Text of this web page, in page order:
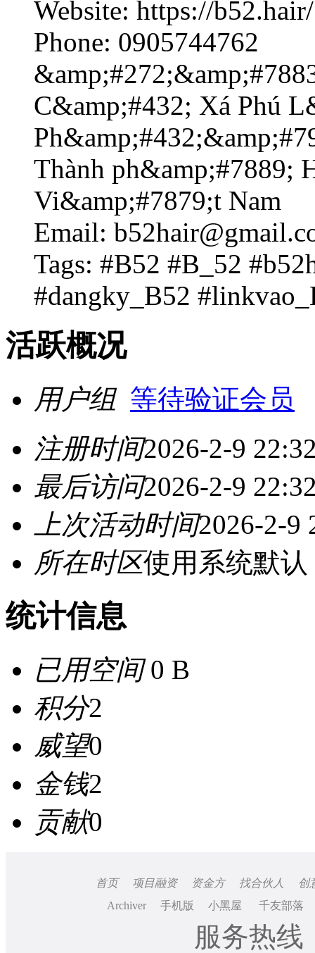
Website: https://b52.hair/
Phone: 0905744762
C&amp;#432; Xá Phú
Thành ph&amp;#7889;
Vi&amp;#7879;t Nam
Email:
Tags: #B52 #B_52
#dangky_B52
活跃概况
用户组 等待验证会员
注册时间2026-2-9
最后访问2026-2-9
上次活动时间2026-2-9
所在时区使用系统默认
统计信息
已用空间0 B
积分2
威望0
金钱2
贡献0
首页 项目融资 资金方 找合伙人
创
Archiver
手机版 小黑屋 千友部落
服务热线